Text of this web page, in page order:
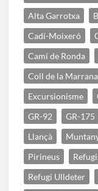
Alta Garrotxa
Cadí-Moixeró
Camí de Ronda
Coll de la Marrana
Excursionisme
GR-92
GR-175
Llançà
Pirineus
Refugi Ulldeter